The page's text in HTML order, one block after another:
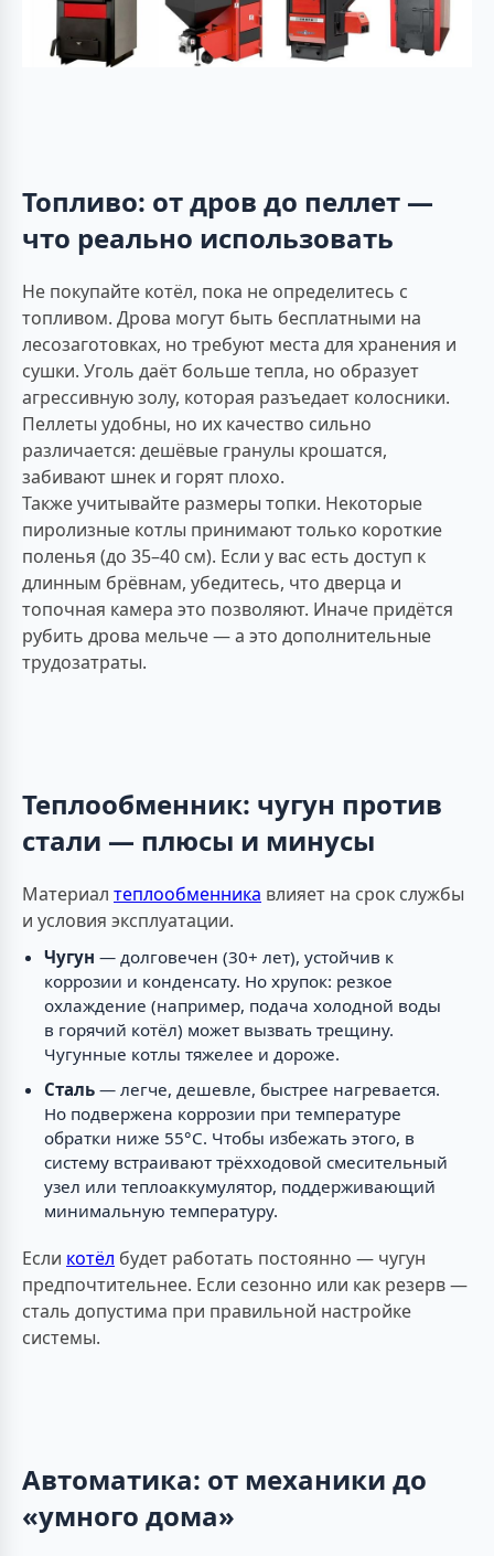
Топливо: от дров до пеллет —
что реально использовать
Не покупайте котёл, пока не определитесь с
топливом. Дрова могут быть бесплатными на
лесозаготовках, но требуют места для хранения и
сушки. Уголь даёт больше тепла, но образует
агрессивную золу, которая разъедает колосники.
Пеллеты удобны, но их качество сильно
различается: дешёвые гранулы крошатся,
забивают шнек и горят плохо.
Также учитывайте размеры топки. Некоторые
пиролизные котлы принимают только короткие
поленья (до 35–40 см). Если у вас есть доступ к
длинным брёвнам, убедитесь, что дверца и
топочная камера это позволяют. Иначе придётся
рубить дрова мельче — а это дополнительные
трудозатраты.
Теплообменник: чугун против
стали — плюсы и минусы
Материал теплообменника влияет на срок службы
и условия эксплуатации.
Чугун — долговечен (30+ лет), устойчив к
коррозии и конденсату. Но хрупок: резкое
охлаждение (например, подача холодной воды
в горячий котёл) может вызвать трещину.
Чугунные котлы тяжелее и дороже.
Сталь — легче, дешевле, быстрее нагревается.
Но подвержена коррозии при температуре
обратки ниже 55°C. Чтобы избежать этого, в
систему встраивают трёхходовой смесительный
узел или теплоаккумулятор, поддерживающий
минимальную температуру.
Если котёл будет работать постоянно — чугун
предпочтительнее. Если сезонно или как резерв —
сталь допустима при правильной настройке
системы.
Автоматика: от механики до
«умного дома»